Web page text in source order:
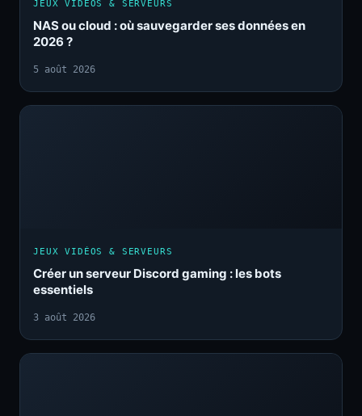
JEUX VIDÉOS & SERVEURS
NAS ou cloud : où sauvegarder ses données en
2026 ?
5 août 2026
JEUX VIDÉOS & SERVEURS
Créer un serveur Discord gaming : les bots
essentiels
3 août 2026